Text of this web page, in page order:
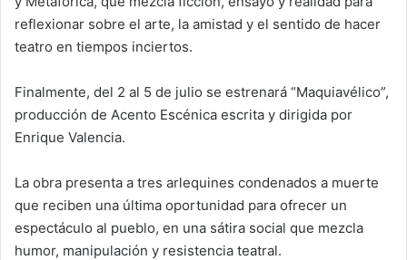
reflexionar sobre el arte, la amistad y el sentido de hacer
teatro en tiempos inciertos.
Finalmente, del 2 al 5 de julio se estrenará “Maquiavélico”,
producción de Acento Escénica escrita y dirigida por
Enrique Valencia.
La obra presenta a tres arlequines condenados a muerte
que reciben una última oportunidad para ofrecer un
espectáculo al pueblo, en una sátira social que mezcla
humor, manipulación y resistencia teatral.